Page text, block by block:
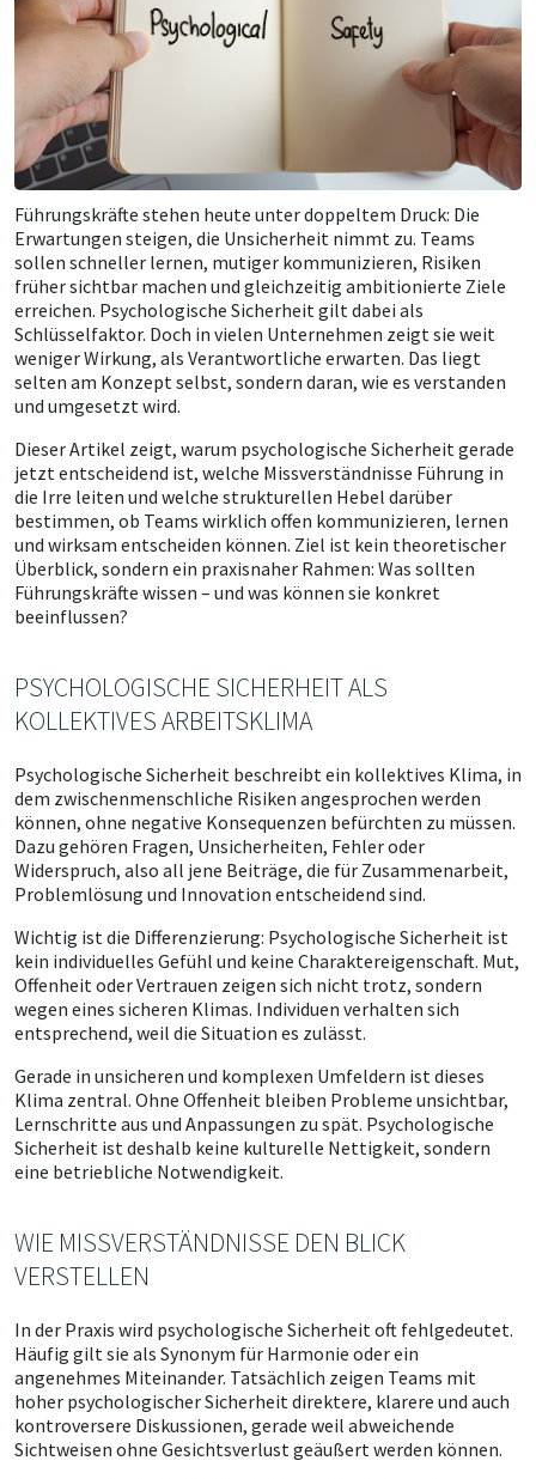
Führungskräfte stehen heute unter doppeltem Druck: Die
Erwartungen steigen, die Unsicherheit nimmt zu. Teams
sollen schneller lernen, mutiger kommunizieren, Risiken
früher sichtbar machen und gleichzeitig ambitionierte Ziele
erreichen. Psychologische Sicherheit gilt dabei als
Schlüsselfaktor. Doch in vielen Unternehmen zeigt sie weit
weniger Wirkung, als Verantwortliche erwarten. Das liegt
selten am Konzept selbst, sondern daran, wie es verstanden
und umgesetzt wird.
Dieser Artikel zeigt, warum psychologische Sicherheit gerade
jetzt entscheidend ist, welche Missverständnisse Führung in
die Irre leiten und welche strukturellen Hebel darüber
bestimmen, ob Teams wirklich offen kommunizieren, lernen
und wirksam entscheiden können. Ziel ist kein theoretischer
Überblick, sondern ein praxisnaher Rahmen: Was sollten
Führungskräfte wissen – und was können sie konkret
beeinflussen?
PSYCHOLOGISCHE SICHERHEIT ALS
KOLLEKTIVES ARBEITSKLIMA
Psychologische Sicherheit beschreibt ein kollektives Klima, in
dem zwischenmenschliche Risiken angesprochen werden
können, ohne negative Konsequenzen befürchten zu müssen.
Dazu gehören Fragen, Unsicherheiten, Fehler oder
Widerspruch, also all jene Beiträge, die für Zusammenarbeit,
Problemlösung und Innovation entscheidend sind.
Wichtig ist die Differenzierung: Psychologische Sicherheit ist
kein individuelles Gefühl und keine Charaktereigenschaft. Mut,
Offenheit oder Vertrauen zeigen sich nicht trotz, sondern
wegen eines sicheren Klimas. Individuen verhalten sich
entsprechend, weil die Situation es zulässt.
Gerade in unsicheren und komplexen Umfeldern ist dieses
Klima zentral. Ohne Offenheit bleiben Probleme unsichtbar,
Lernschritte aus und Anpassungen zu spät. Psychologische
Sicherheit ist deshalb keine kulturelle Nettigkeit, sondern
eine betriebliche Notwendigkeit.
WIE MISSVERSTÄNDNISSE DEN BLICK
VERSTELLEN
In der Praxis wird psychologische Sicherheit oft fehlgedeutet.
Häufig gilt sie als Synonym für Harmonie oder ein
angenehmes Miteinander. Tatsächlich zeigen Teams mit
hoher psychologischer Sicherheit direktere, klarere und auch
kontroversere Diskussionen, gerade weil abweichende
Sichtweisen ohne Gesichtsverlust geäußert werden können.